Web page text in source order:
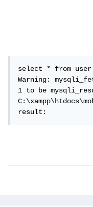
select * from user
Warning:
1 to be
result: